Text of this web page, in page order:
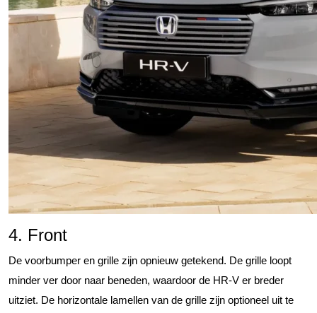
4. Front
De voorbumper en grille zijn opnieuw getekend. De grille loopt
minder ver door naar beneden, waardoor de HR-V er breder
uitziet. De horizontale lamellen van de grille zijn optioneel uit te